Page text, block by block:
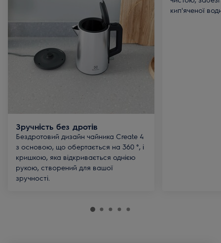
Зручність без дротів
Бездротовий дизайн чайника Create 4
з основою, що обертається на 360 °, і
кришкою, яка відкривається однією
рукою, створений для вашої
зручності.
кип'яченої